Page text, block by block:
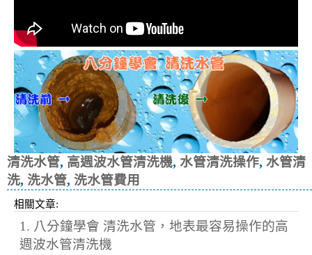
清洗水管, 高週波水管清洗機, 水管清洗操作, 水管清
洗, 洗水管, 洗水管費用
相關文章:
1. 八分鐘學會 清洗水管，地表最容易操作的高
週波水管清洗機